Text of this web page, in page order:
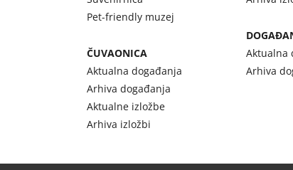
Pet-friendly muzej
ČUVAONICA
Aktualna događanja
Arhiva događanja
Aktualne izložbe
Arhiva izložbi
Aktualna
Arhiva